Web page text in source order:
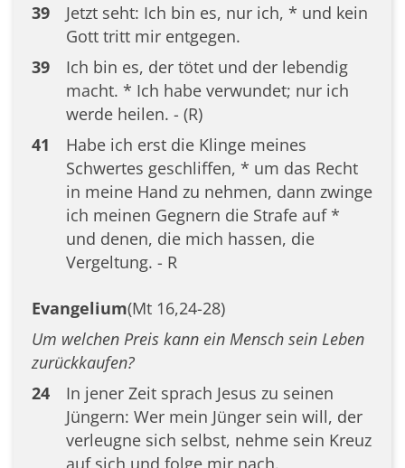
39
Jetzt seht: Ich bin es, nur ich, * und kein
Gott tritt mir entgegen.
39
Ich bin es, der tötet und der lebendig
macht. * Ich habe verwundet; nur ich
werde heilen. - (R)
41
Habe ich erst die Klinge meines
Schwertes geschliffen, * um das Recht
in meine Hand zu nehmen, dann zwinge
ich meinen Gegnern die Strafe auf *
und denen, die mich hassen, die
Vergeltung. - R
Evangelium(Mt 16,24-28)
Um welchen Preis kann ein Mensch sein Leben
zurückkaufen?
24
In jener Zeit sprach Jesus zu seinen
Jüngern: Wer mein Jünger sein will, der
verleugne sich selbst, nehme sein Kreuz
auf sich und folge mir nach.